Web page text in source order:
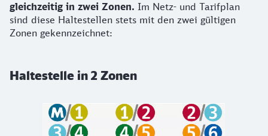
gleichzeitig in zwei Zonen. Im Netz- und Tarifplan
sind diese Haltestellen stets mit den zwei gültigen
Zonen gekennzeichnet:
Haltestelle in 2 Zonen